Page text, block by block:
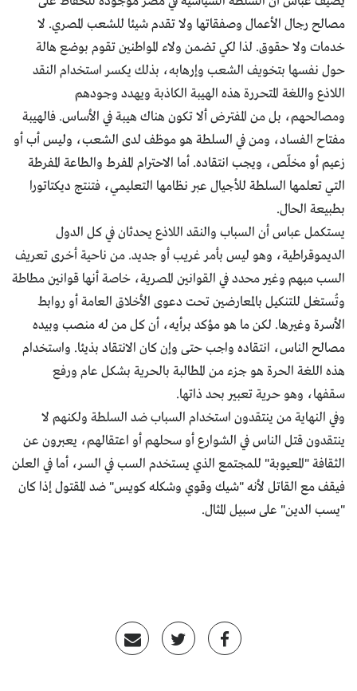
مصالح رجال الأعمال وصفقاتها ولا تقدم شيئا للشعب المصري. لا
خدمات ولا حقوق. لذا لكي تضمن ولاء المواطنين تقوم بوضع هالة
حول نفسها بتخويف الشعب وإرهابه، بذلك يكسر استخدام النقد
اللاذع واللغة المتحررة هذه الهيبة الكاذبة ويهدد وجودهم
ومصالحهم، بل من المفترض ألا تكون هناك هيبة في الأساس. فالهيبة
مفتاح الفساد، ومن في السلطة هو موظف لدى الشعب، وليس أب أو
زعيم أو مخلّص، ويجب انتقاده. أما الاحترام المفرط والطاعة المفرطة
التي تعلمها السلطة للأجيال عبر نظامها التعليمي، فتنتج ديكتاتورا
بطبيعة الحال.
يستكمل عباس أن السباب والنقد اللاذع يحدثان في كل الدول
الديموقراطية، وهو ليس بأمر غريب أو جديد. من ناحية أخرى تعريف
السب مبهم وغير محدد في القوانين المصرية، خاصة أنها قوانين مطاطة
وتُستغل للتنكيل بالمعارضين تحت دعوى الأخلاق العامة أو روابط
الأسرة وغيرها. لكن ما هو مؤكد برأيه، أن كل من له منصب وبيده
مصالح الناس، انتقاده واجب حتى وإن كان الانتقاد بذيئا. واستخدام
هذه اللغة الحرة هو جزء من المطالبة بالحرية بشكل عام ورفع
سقفها، وهو حرية تعبير بحد ذاتها.
وفي النهاية من ينتقدون استخدام السباب ضد السلطة ولكنهم لا
ينتقدون قتل الناس في الشوارع أو سحلهم أو اعتقالهم، يعبرون عن
الثقافة "المعيوبة" للمجتمع الذي يستخدم السب في السر، أما في العلن
فيقف مع القاتل لأنه "شيك وقوي وشكله كويس" ضد المقتول إذا كان
"يسب الدين" على سبيل المثال.